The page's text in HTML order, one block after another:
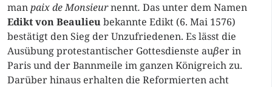
manpaix de Monsieurnennt. Das unter dem Namen
Edikt von Beaulieubekannte Edikt (6. Mai 1576)
bestätigt den Sieg der Unzufriedenen. Es lässt die
Ausübung protestantischer Gottesdienste auβer in
Paris und der Bannmeile im ganzen Königreich zu.
Darüber hinaus erhalten die Reformierten acht